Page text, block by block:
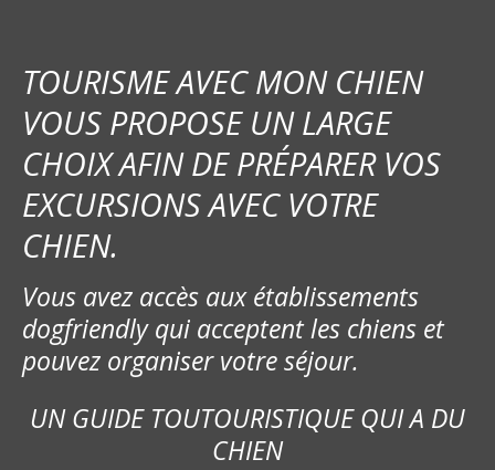
TOURISME AVEC MON CHIEN
VOUS PROPOSE UN LARGE
CHOIX AFIN DE PRÉPARER VOS
EXCURSIONS AVEC VOTRE
CHIEN.
Vous avez accès aux établissements
dogfriendly qui acceptent les chiens et
pouvez organiser votre séjour.
UN GUIDE TOUTOURISTIQUE QUI A DU
CHIEN